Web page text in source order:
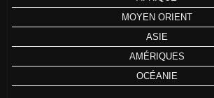
MOYEN ORIENT
ASIE
AMÉRIQUES
OCÉANIE